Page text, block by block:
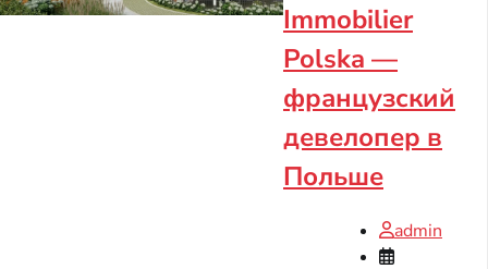
Immobilier
Polska —
французский
девелопер в
Польше
admin